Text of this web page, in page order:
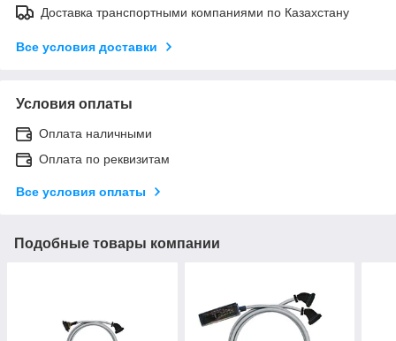
Доставка транспортными компаниями по Казахстану
Все условия доставки
Условия оплаты
Оплата наличными
Оплата по реквизитам
Все условия оплаты
Подобные товары компании